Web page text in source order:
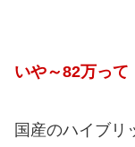
いや～82万って
国産のハイブリ